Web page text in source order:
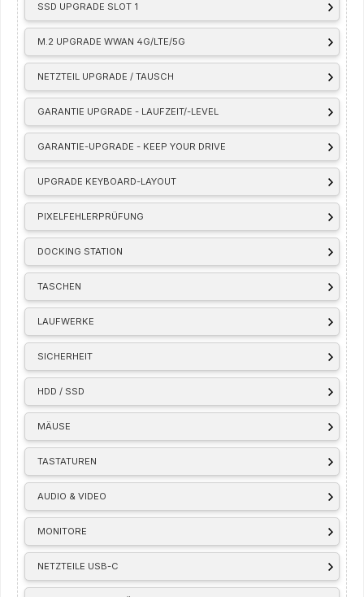
SSD UPGRADE SLOT 1
M.2 UPGRADE WWAN 4G/LTE/5G
NETZTEIL UPGRADE / TAUSCH
GARANTIE UPGRADE - LAUFZEIT/-LEVEL
GARANTIE-UPGRADE - KEEP YOUR DRIVE
UPGRADE KEYBOARD-LAYOUT
PIXELFEHLERPRÜFUNG
DOCKING STATION
TASCHEN
LAUFWERKE
SICHERHEIT
HDD / SSD
MÄUSE
TASTATUREN
AUDIO & VIDEO
MONITORE
NETZTEILE USB-C